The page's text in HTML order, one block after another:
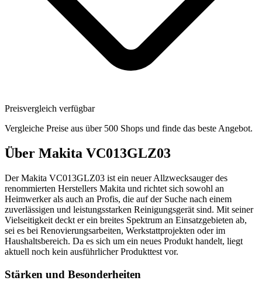
Preisvergleich verfügbar
Vergleiche Preise aus über 500 Shops und finde das beste Angebot.
Über Makita VC013GLZ03
Der Makita VC013GLZ03 ist ein neuer Allzwecksauger des
renommierten Herstellers Makita und richtet sich sowohl an
Heimwerker als auch an Profis, die auf der Suche nach einem
zuverlässigen und leistungsstarken Reinigungsgerät sind. Mit seiner
Vielseitigkeit deckt er ein breites Spektrum an Einsatzgebieten ab,
sei es bei Renovierungsarbeiten, Werkstattprojekten oder im
Haushaltsbereich. Da es sich um ein neues Produkt handelt, liegt
aktuell noch kein ausführlicher Produkttest vor.
Stärken und Besonderheiten